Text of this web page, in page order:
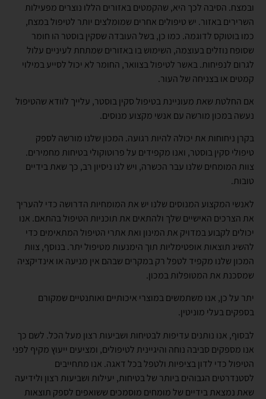
ובמצח. הסיבה לכך היא, שהקמטים באזורים הללו נוצרים מפעילות
השרירים באזור. יש טיפולים אחרים שמומלצים יותר לטיפול במצח,
כמו בוטוקס לדוגמה. כמו כן, בשל העובדה שסקין בוסטר הו חומר
שסופח נוזלים בעוצמה, השימוש בו באזורים שמתחת לעיניים עלול
לגרום לנפיחות. באשר לטיפול בצוואר, החומר לא יכול לסייע במילוי
קמטים או בצניחה של העור.
אם החלטת שאת מעוניינת בטיפול סקין בוסטר, עלייך לוודא שהטיפול
נעשה במכון מורשה עם אנשי מקצוע מנוסים.
בקרן ניחוחות את יכולה להיות רגועה. המכון שלנו מורשה לספק
טיפולי סקין בוסטר, ואנו מקפידים על פרוטוקולי בטיחות מחמירים.
צוות המומחים שלנו עבר הכשרה, ויש לנו ניסיון רב, כך שאת בידיים
טובות.
לאנשי המקצוע המנוסים שלנו יש את המומחיות הדרושה כדי להעריך
את הצרכים האישיים שלך ולהתאים את תוכניות הטיפול בהתאם. אנו
יכולים לקבוע במדויק את המינון ואת אתרי הטיפול המתאימים כדי
להשיג תוצאות אופטימליות תוך הימנעות מטיפול יתר. בנוסף, צוות
המכון שלנו מקפיד לטפל רק במקרים שבהם אין מניעה או אינדיקציה
שמסכנת את המטופלות במכון.
יתר על כן, אנו משתמשים במוצרי איכותיים ואותנטיים שמקורם
בספקים בעלי מוניטין.
לבסוף, אנו נותנים עדיפות לבטיחות ושביעות רצון מעל הכל. לשם כך
אנו מספקים סביבה נוחה והיגיינית לטיפולים, ומציעים ייעוץ מקיף לפני
הטיפול כדי לדון בציפיות ולטפל בכל דאגה. אנו מתחייבים
לסטנדרטים הגבוהים ביותר של בטיחות, יעילות ושביעות רצון ולידיעה
שאת נמצאת בידיים של מומחים מוסמכים ששואפים לספק תוצאות